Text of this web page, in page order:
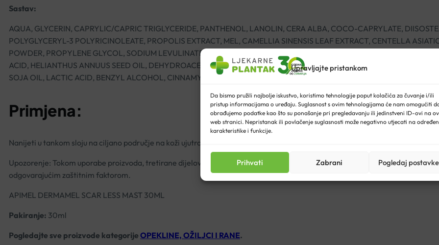
Upravljajte pristankom
Da bismo pružili najbolje iskustvo, koristimo tehnologije poput kolačića za čuvanje i/ili
pristup informacijama o uređaju. Suglasnost s ovim tehnologijama će nam omogućiti
obrađujemo podatke kao što su ponašanje pri pregledavanju ili jedinstveni ID-ovi na
web stranici. Nepristanak ili povlačenje suglasnosti može negativno utjecati na
karakteristike i funkcije.
Prihvati Zabrani Pogledaj postavke
Sastav:
AQUA, GLYCERIN, CAPRYLIC/CAPRIC TRIGLYCERIDE, PANTHENOL, LANOLIN, CERA ALBA, COCO-CAPRYLATE,
POLYGLYCERYL-3 POLYRICINOLEATE, PROPOLIS EXTRACT, MEL, CAMELLIA SINENSIS LEAF EXTRACT, CENTELLA
POWDER, PROPYLENE GLYCOL, SODIUM LEVULINATE, MAGNESIUM SULFATE, TOCOPHERYL ACETATE, RETINYL
ACID, HELIANTHUS ANNUUS SEED OIL, DEHYDROACETIC ACID, POTASSIUM SORBATE, TOCOPHEROL, SODIUM
SOJA OIL, LACTIC ACID, BENZYL ALCOHOL, CINNAMYL ALCOHOL
Primjena:
Nanijeti u tankom sloju na ciljano područje na koži ujutro i navečer ili po potrebi.
Upozorenje: Tokom uporabe proizvoda, tretirane dijelove kože ne izlagati izravnim sunčevim zrakama. U slučaju
odgovarajućim zaštitnim faktorom.
APIMEL DERMAMEL SCAR LESS MAST 30ML
Pakiranje: 30ml
Pogledajte sve proizvode kategorije OPEKLINE, OŽILJCI I RANE.